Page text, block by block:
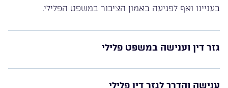
בעניינו ואף לפגיעה באמון הציבור במשפט הפלילי.
גזר דין וענישה במשפט פלילי
ענישה והדרך לגזר דין פלילי